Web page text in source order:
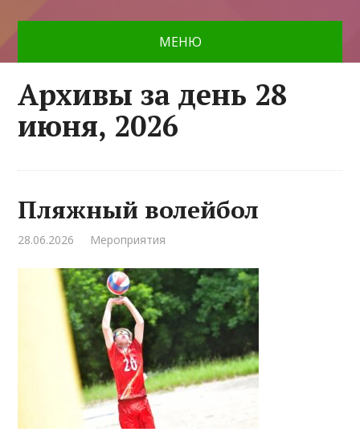
МЕНЮ
Архивы за день 28
июня, 2026
Пляжный волейбол
28.06.2026 Мероприятия